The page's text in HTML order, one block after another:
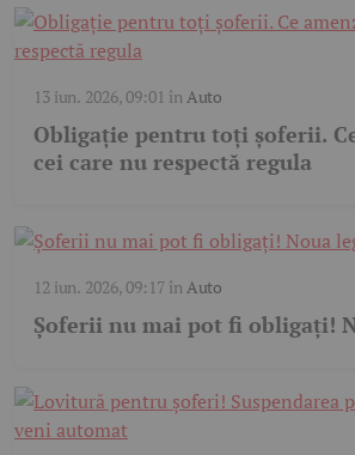
13 iun. 2026, 09:01 în Auto
Obligație pentru toți șoferii.
cei care nu respectă regula
12 iun. 2026, 09:17în Auto
Șoferii nu mai pot fi obligați!